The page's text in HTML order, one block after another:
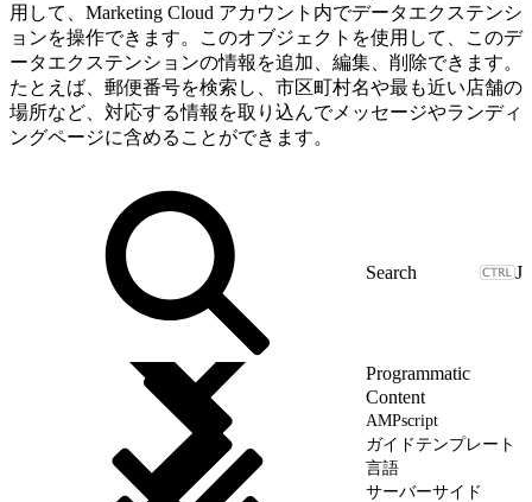
用して、Marketing Cloud アカウント内でデータエクステンシ
ョンを操作できます。このオブジェクトを使用して、このデ
ータエクステンションの情報を追加、編集、削除できます。
たとえば、郵便番号を検索し、市区町村名や最も近い店舗の
場所など、対応する情報を取り込んでメッセージやランディ
ングページに含めることができます。
J
Programmatic
Content
AMPscript
ガイドテンプレート
言語
サーバーサイド